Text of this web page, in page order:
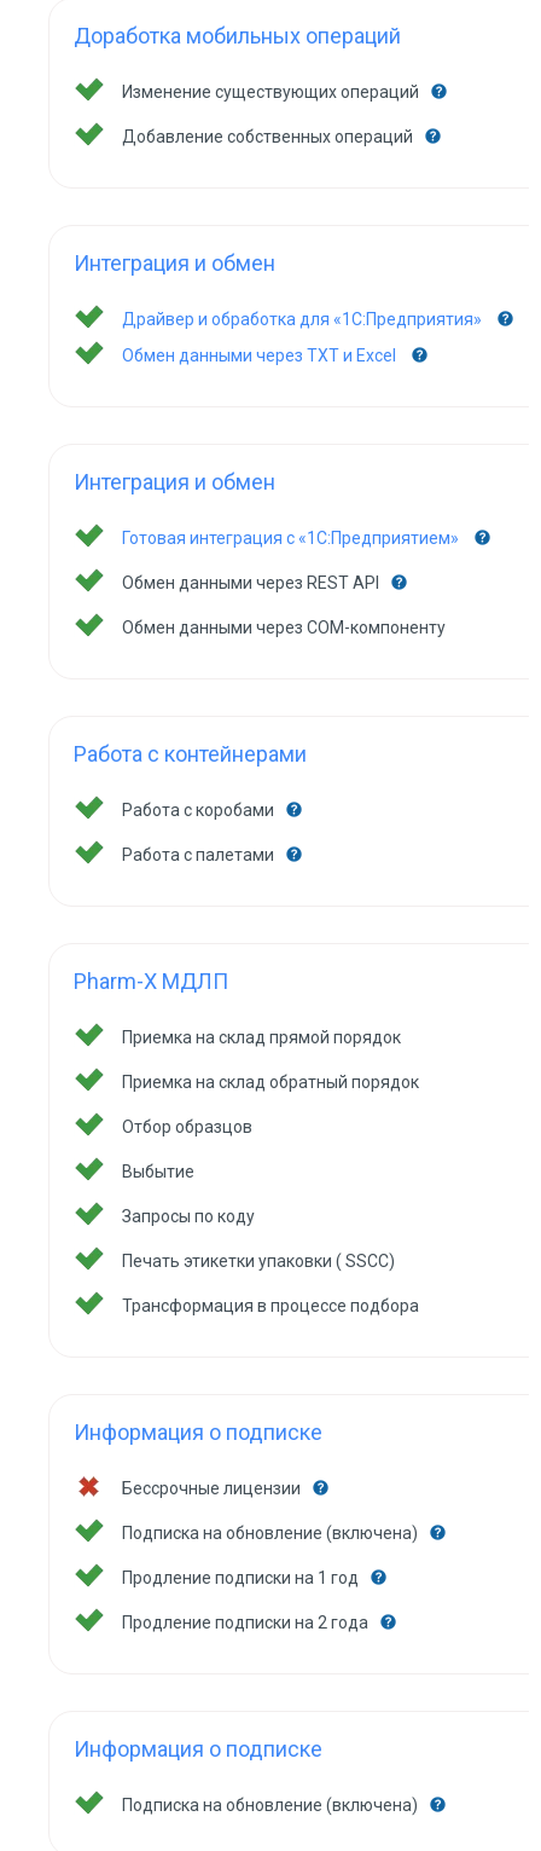
Доработка мобильных операций
Изменение существующих операций
Добавление собственных операций
Интеграция и обмен
Драйвер и обработка для «1С:Предприятия»
Обмен данными через TXT и Excel
Интеграция и обмен
Готовая интеграция с «1С:Предприятием»
Обмен данными через REST API
Обмен данными через COM-компоненту
Работа с контейнерами
Работа с коробами
Работа с палетами
Pharm-X МДЛП
Приемка на склад прямой порядок
Приемка на склад обратный порядок
Отбор образцов
Выбытие
Запросы по коду
Печать этикетки упаковки ( SSCC)
Трансформация в процессе подбора
Информация о подписке
Бессрочные лицензии
Подписка на обновление (включена)
Продление подписки на 1 год
Продление подписки на 2 года
Информация о подписке
Подписка на обновление (включена)